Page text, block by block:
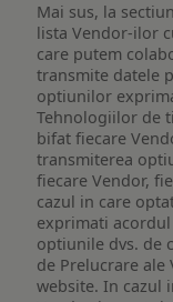
Mai sus, la
lista Vendor-ilor
care putem
transmite datele
optiunilor
Tehnologiilor de
bifat fiecare
transmiterea
fiecare Vendor,
cazul in care
exprimati
optiunile dvs. de
de Prelucrare
website. In cazul